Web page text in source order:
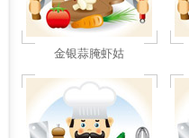
金银蒜腌虾姑